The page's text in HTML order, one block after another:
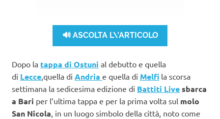
🔊 ASCOLTA L\'ARTICOLO
Dopo la tappa di Ostuni al debutto e quella
di Lecce ,quella di Andria e quella di Melfi la scorsa
settimana la sedicesima edizione di Battiti Livesbarca
a Bari per l’ultima tappa e per la prima volta sul molo
San Nicola , in un luogo simbolo della città, noto come